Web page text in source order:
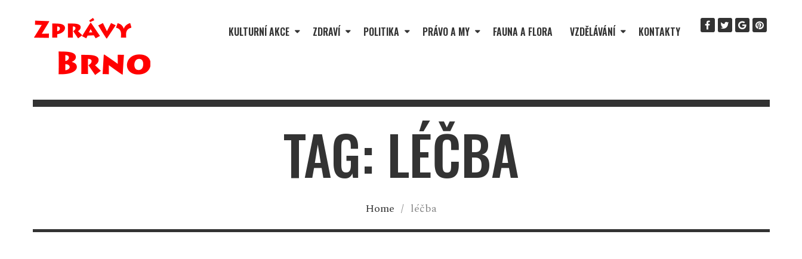
KULTURNÍ AKCE ZDRAVÍ POLITIKA PRÁVO A MY FAUNA A FLORA VZDĚLÁVÁNÍ KONTAKTY
TAG: LÉČBA
Home / léčba